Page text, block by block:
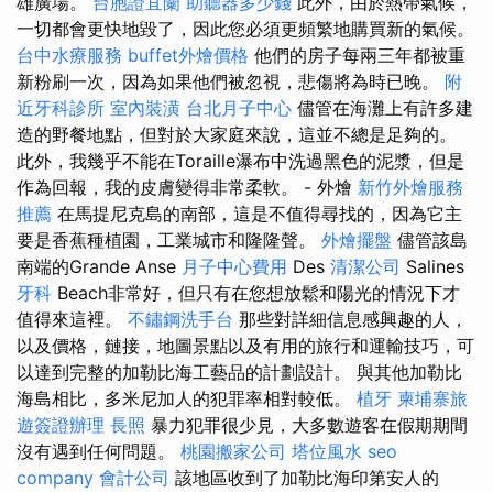
一切都會更快地毀了，因此您必須更頻繁地購買新的氣候。
台中水療服務 buffet外燴價格 他們的房子每兩三年都被重
新粉刷一次，因為如果他們被忽視，悲傷將為時已晚。 附
近牙科診所 室內裝潢 台北月子中心 儘管在海灘上有許多建
造的野餐地點，但對於大家庭來說，這並不總是足夠的。
此外，我幾乎不能在Toraille瀑布中洗過黑色的泥漿，但是
作為回報，我的皮膚變得非常柔軟。 - 外燴 新竹外燴服務
推薦 在馬提尼克島的南部，這是不值得尋找的，因為它主
要是香蕉種植園，工業城市和隆隆聲。 外燴擺盤 儘管該島
南端的Grande Anse 月子中心費用 Des 清潔公司 Salines
牙科 Beach非常好，但只有在您想放鬆和陽光的情況下才
值得來這裡。 不鏽鋼洗手台 那些對詳細信息感興趣的人，
以及價格，鏈接，地圖景點以及有用的旅行和運輸技巧，可
以達到完整的加勒比海工藝品的計劃設計。 與其他加勒比
海島相比，多米尼加人的犯罪率相對較低。 植牙 柬埔寨旅
遊簽證辦理 長照 暴力犯罪很少見，大多數遊客在假期期間
沒有遇到任何問題。 桃園搬家公司 塔位風水 seo
company 會計公司 該地區收到了加勒比海印第安人的